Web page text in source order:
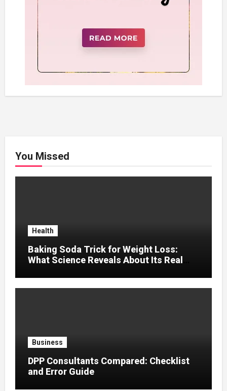
You Missed
Health
Baking Soda Trick for Weight Loss:
What Science Reveals About Its Real
Business
DPP Consultants Compared: Checklist
and Error Guide